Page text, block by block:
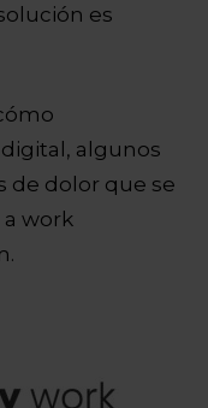
es
algunos
de dolor que se
work